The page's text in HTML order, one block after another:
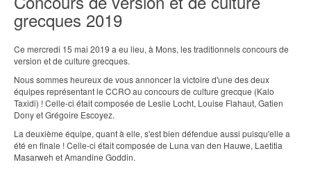
grecques 2019
Ce mercredi 15 mai 2019 a eu lieu, à Mons, les traditionnels concours de
version et de culture grecques.
Nous sommes heureux de vous annoncer la victoire d'une des deux
équipes représentant le CCRO au concours de culture grecque (Kalo
Taxidi) ! Celle-ci était composée de Leslie Locht, Louise Flahaut, Gatien
Dony et Grégoire Escoyez.
La deuxième équipe, quant à elle, s'est bien défendue aussi puisqu'elle a
été en finale ! Celle-ci était composée de Luna van den Hauwe, Laetitia
Masarweh et Amandine Goddin.